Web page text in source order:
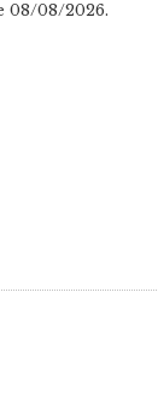
08/08/2026.